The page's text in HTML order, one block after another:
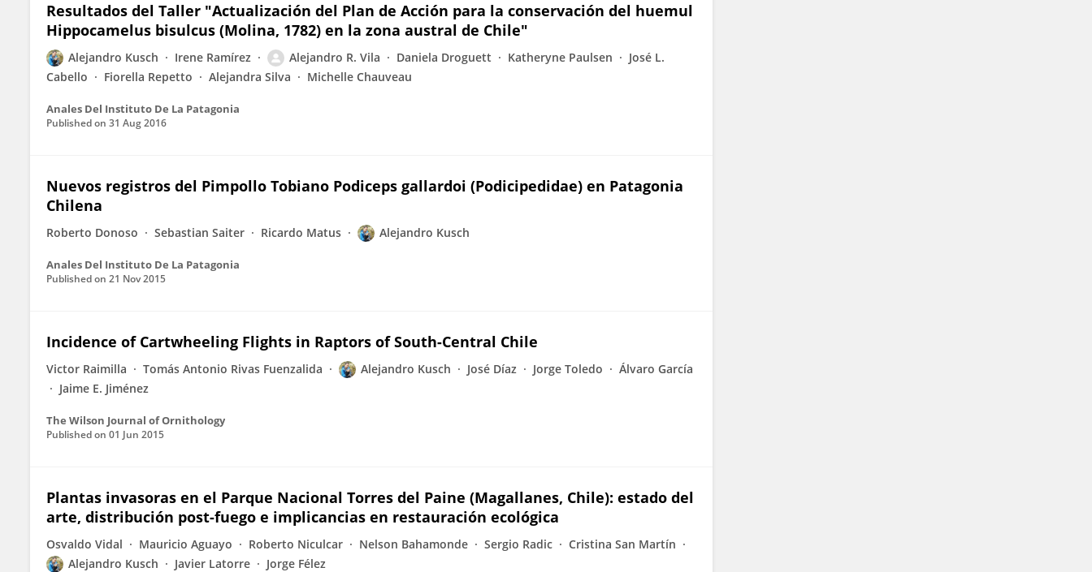
Resultados del Taller "Actualización del Plan de Acción para la conservación del huemul
Hippocamelus bisulcus (Molina, 1782) en la zona austral de Chile"
Alejandro Kusch Irene Ramírez Alejandro R. Vila Daniela Droguett Katheryne Paulsen
José L.
Cabello
Fiorella Repetto Alejandra Silva Michelle Chauveau
Anales Del Instituto De La Patagonia
Published on 31 Aug 2016
Nuevos registros del Pimpollo Tobiano Podiceps gallardoi (Podicipedidae) en Patagonia
Chilena
Roberto Donoso Sebastian Saiter Ricardo Matus Alejandro Kusch
Anales Del Instituto De La Patagonia
Published on 21 Nov 2015
Incidence of Cartwheeling Flights in Raptors of South-Central Chile
Victor Raimilla Tomás Antonio Rivas Fuenzalida Alejandro Kusch José Díaz Jorge Toledo
Álvaro García
Jaime E. Jiménez
The Wilson Journal of Ornithology
Published on 01 Jun 2015
Plantas invasoras en el Parque Nacional Torres del Paine (Magallanes, Chile): estado del
arte, distribución post-fuego e implicancias en restauración ecológica
Osvaldo Vidal Mauricio Aguayo Roberto Niculcar Nelson Bahamonde Sergio Radic
Cristina San Martín
Alejandro Kusch
Javier Latorre Jorge Félez